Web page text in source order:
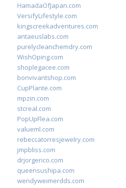
HamadaOfJapan.com
VersifyLifestyle.com
kingscreekadventures.com
antaeuslabs.com
purelycleanchemdry.com
WishOping.com
shoplegacee.com
bonvivantshop.com
CupPlante.com
mpzin.com
stcreal.com
PopUpFlea.com
valueml.com
rebeccatorresjewelry.com
jmpbliss.com
drjorgerico.com
queensushipa.com
wendyweimerdds.com